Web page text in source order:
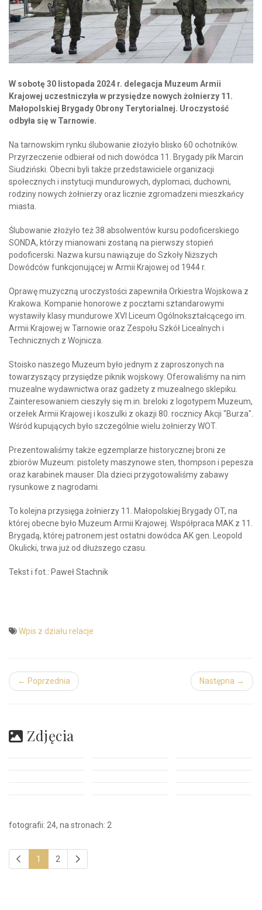
W sobotę 30 listopada 2024 r. delegacja Muzeum Armii
Krajowej uczestniczyła w przysiędze nowych żołnierzy 11.
Małopolskiej Brygady Obrony Terytorialnej. Uroczystość
odbyła się w Tarnowie.
Na tarnowskim rynku ślubowanie złożyło blisko 60 ochotników.
Przyrzeczenie odbierał od nich dowódca 11. Brygady płk Marcin
Siudziński. Obecni byli także przedstawiciele organizacji
społecznych i instytucji mundurowych, dyplomaci, duchowni,
rodziny nowych żołnierzy oraz licznie zgromadzeni mieszkańcy
miasta.
Ślubowanie złożyło też 38 absolwentów kursu podoficerskiego
SONDA, którzy mianowani zostaną na pierwszy stopień
podoficerski. Nazwa kursu nawiązuje do Szkoły Niższych
Dowódców funkcjonującej w Armii Krajowej od 1944 r.
Oprawę muzyczną uroczystości zapewniła Orkiestra Wojskowa z
Krakowa. Kompanie honorowe z pocztami sztandarowymi
wystawiły klasy mundurowe XVI Liceum Ogólnokształcącego im.
Armii Krajowej w Tarnowie oraz Zespołu Szkół Licealnych i
Technicznych z Wojnicza.
Stoisko naszego Muzeum było jednym z zaproszonych na
towarzyszący przysiędze piknik wojskowy. Oferowaliśmy na nim
muzealne wydawnictwa oraz gadżety z muzealnego sklepiku.
Zainteresowaniem cieszyły się m.in. breloki z logotypem Muzeum,
orzełek Armii Krajowej i koszulki z okazji 80. rocznicy Akcji "Burza".
Wśród kupujących było szczególnie wielu żołnierzy WOT.
Prezentowaliśmy także egzemplarze historycznej broni ze
zbiorów Muzeum: pistolety maszynowe sten, thompson i pepesza
oraz karabinek mauser. Dla dzieci przygotowaliśmy zabawy
rysunkowe z nagrodami.
To kolejna przysięga żołnierzy 11. Małopolskiej Brygady OT, na
której obecne było Muzeum Armii Krajowej. Współpraca MAK z 11.
Brygadą, której patronem jest ostatni dowódca AK gen. Leopold
Okulicki, trwa już od dłuższego czasu.
Tekst i fot.: Paweł Stachnik
Wpis z działu relacje
← Poprzednia Następna →
Zdjęcia
fotografii: 24, na stronach: 2
1 2